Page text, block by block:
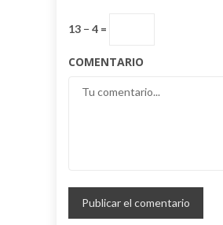
13 − 4 =
COMENTARIO